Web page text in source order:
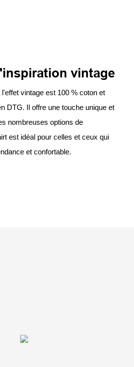
vintage
vintage est 100 % coton et
DTG. Il offre une touche unique et
nombreuses options de
est idéal pour celles et ceux qui
et confortable.